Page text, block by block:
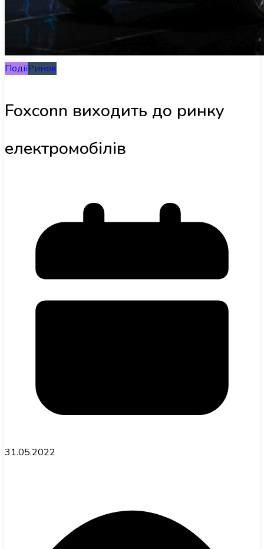
Інфраструктура
Огляди
ПодіїРинок
Foxconn виходить до ринку
електромобілів
31.05.2022